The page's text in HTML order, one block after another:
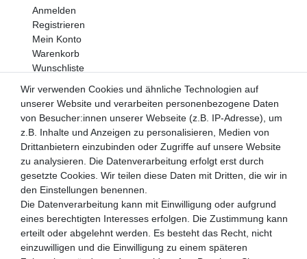
Anmelden
Registrieren
Mein Konto
Warenkorb
Wunschliste
Newsletter
Hiermit bestätige ich, dass ich dieDaten­schutz­erklärung
gelesen habe. Meine Einwilligung kann ich jederzeit
widerrufen.**
Abonnieren
** Hierbei handelt es sich um ein Pflichtfeld.
Zahlungsarten
Wir verwenden Cookies und ähnliche Technologien auf
unserer Website und verarbeiten personenbezogene Daten
von Besucher:innen unserer Webseite (z.B. IP-Adresse), um
z.B. Inhalte und Anzeigen zu personalisieren, Medien von
Drittanbietern einzubinden oder Zugriffe auf unsere Website
zu analysieren. Die Datenverarbeitung erfolgt erst durch
gesetzte Cookies. Wir teilen diese Daten mit Dritten, die wir in
den Einstellungen benennen.
Die Datenverarbeitung kann mit Einwilligung oder aufgrund
eines berechtigten Interesses erfolgen. Die Zustimmung kann
erteilt oder abgelehnt werden. Es besteht das Recht, nicht
einzuwilligen und die Einwilligung zu einem späteren